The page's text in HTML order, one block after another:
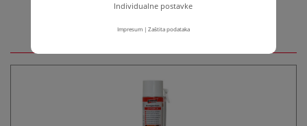
Montažne pjene
Individualne postavke
Impresum| Zaštita podataka